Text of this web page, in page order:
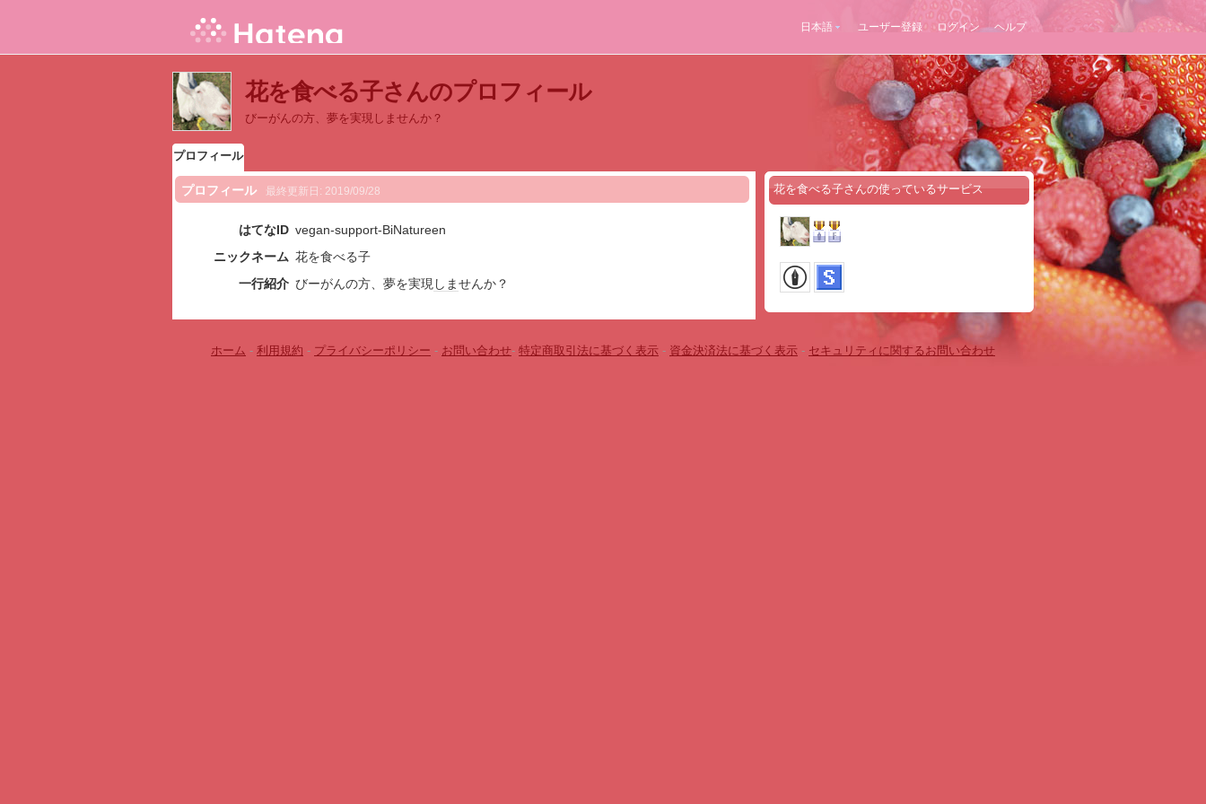
日本語 ユーザー登録 ログイン ヘルプ
花を食べる子さんのプロフィール
びーがんの方、夢を実現しませんか？
プロフィール
プロフィール 最終更新日: 2019/09/28
はてなID vegan-support-BiNatureen
ニックネーム 花を食べる子
一行紹介 びーがんの方、夢を実現しませんか？
花を食べる子さんの使っているサービス
ホーム - 利用規約 - プライバシーポリシー - お問い合わせ- 特定商取引法に基づく表示 - 資金決済法に基づく表示 - セキュリティに関するお問い合わせ